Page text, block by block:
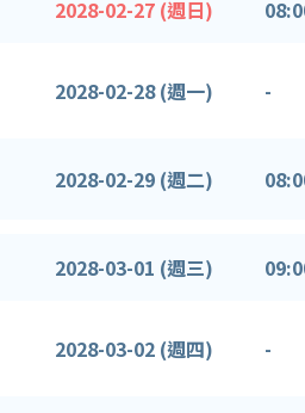
2028-02-27 (週日)
2028-02-28 (週一) -
2028-02-29 (週二)
2028-03-01 (週三)
2028-03-02 (週四) -